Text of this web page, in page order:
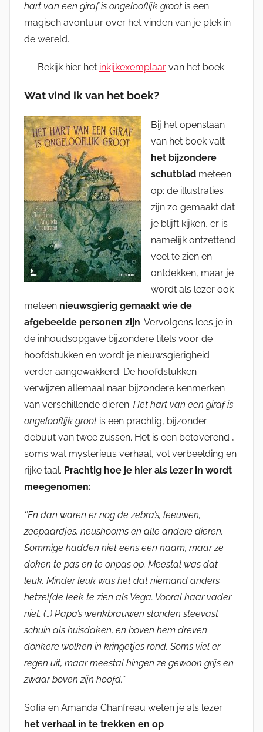
hart van een giraf is ongelooflijk groot is een
magisch avontuur over het vinden van je plek in
de wereld.
Bekijk hier het inkijkexemplaarvan het boek.
Wat vind ik van het boek?
Bij het openslaan
van het boek valt
het bijzondere
schutblad meteen
op: de illustraties
zijn zo gemaakt dat
je blijft kijken, er is
namelijk ontzettend
veel te zien en
ontdekken, maar je
wordt als lezer ook
meteen nieuwsgierig gemaakt wie de
afgebeelde personen zijn. Vervolgens lees je in
de inhoudsopgave bijzondere titels voor de
hoofdstukken en wordt je nieuwsgierigheid
verder aangewakkerd. De hoofdstukken
verwijzen allemaal naar bijzondere kenmerken
van verschillende dieren. Het hart van een giraf is
ongelooflijk groot is een prachtig, bijzonder
debuut van twee zussen. Het is een betoverend ,
soms wat mysterieus verhaal, vol verbeelding en
rijke taal. Prachtig hoe je hier als lezer in wordt
meegenomen:
‘’En dan waren er nog de zebra’s, leeuwen,
zeepaardjes, neushoorns en alle andere dieren.
Sommige hadden niet eens een naam, maar ze
doken te pas en te onpas op. Meestal was dat
leuk. Minder leuk was het dat niemand anders
hetzelfde leek te zien als Vega. Vooral haar vader
niet. (…) Papa’s wenkbrauwen stonden steevast
schuin als huisdaken, en boven hem dreven
donkere wolken in kringetjes rond. Soms viel er
regen uit, maar meestal hingen ze gewoon grijs en
zwaar boven zijn hoofd.’’
Sofia en Amanda Chanfreau weten je als lezer
het verhaal in te trekken en op